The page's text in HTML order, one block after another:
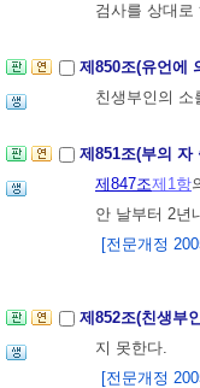
검사를 상대
제850조(유언에
친생부인의
제851조(부의
제847조제1항
안 날부터 2년
[전문개정
제852조(친생부
지 못한다.
[전문개정